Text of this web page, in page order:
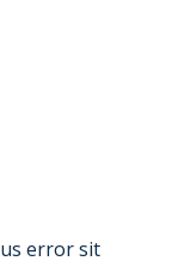
error sit